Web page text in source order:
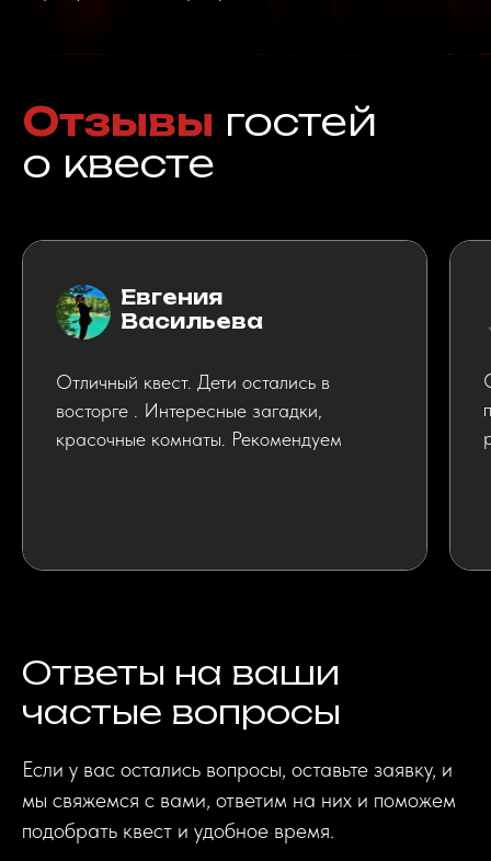
Евгения
Васильева
Отличный квест. Дети остались в
восторге . Интересные загадки,
красочные комнаты. Рекомендуем
Ответы на ваши
частые вопросы
Если у вас остались вопросы, оставьте заявку, и
мы свяжемся с вами, ответим на них и поможем
подобрать квест и удобное время.
Как нас найти
Комсомольский проспект, 2
Коммуны, 106, стр. 1 (Парк Гагарина)
Комсомольский проспект, 80
mistik-quest@mail.ru
+7 351 700 88 49